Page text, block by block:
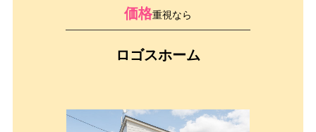
価格重視なら
ロゴスホーム